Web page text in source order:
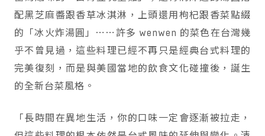
配黑芝麻醬跟香草冰淇淋，上頭還用枸杞跟香菜點綴
的「冰火炸湯圓」⋯⋯許多 wenwen 的菜色在台灣幾
乎不曾見過，這些料理已經不再只是經典台式料理的
完美復刻，而是與美國當地的飲食文化碰撞後，誕生
的全新台菜風格。
「長時間在異地生活，你的口味一定會逐漸被拉走，